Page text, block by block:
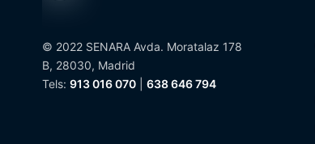
© 2022 SENARA Avda. Moratalaz 178
B, 28030, Madrid
Tels: 913 016 070 638 646 794